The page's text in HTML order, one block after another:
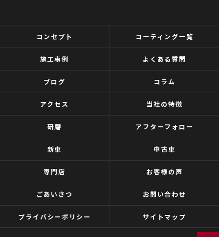
コンセプト コーティング一覧
施工事例 よくある質問
ブログ コラム
アクセス 当社の特徴
研磨 アフターフォロー
新車 中古車
専門店 お客様の声
ごあいさつ お問い合わせ
プライバシーポリシー サイトマップ